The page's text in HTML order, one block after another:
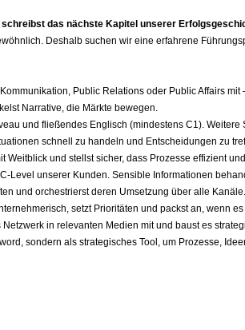
das nächste Kapitel unserer
Deshalb suchen wir eine erfahrene
Public Relations oder Public Affairs
Narrative, die Märkte bewegen.
und fließendes Englisch (mindestens C1).
schnell zu handeln und Entscheidungen zu
Weitblick und stellst sicher, dass Prozesse effizient
Level unserer Kunden. Sensible Informationen
und orchestrierst deren Umsetzung über alle
setzt Prioritäten und packst an, wenn
in relevanten Medien mit und baust es
sondern als strategisches Tool, um Prozesse,